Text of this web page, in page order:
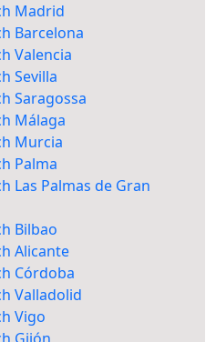
Madrid
Barcelona
Valencia
Sevilla
Saragossa
Málaga
Murcia
Palma
Las Palmas de Gran
Bilbao
Alicante
Córdoba
Valladolid
Vigo